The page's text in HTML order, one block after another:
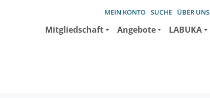
MEIN KONTO SUCHE ÜBER UNS
Mitgliedschaft Angebote LABUKA